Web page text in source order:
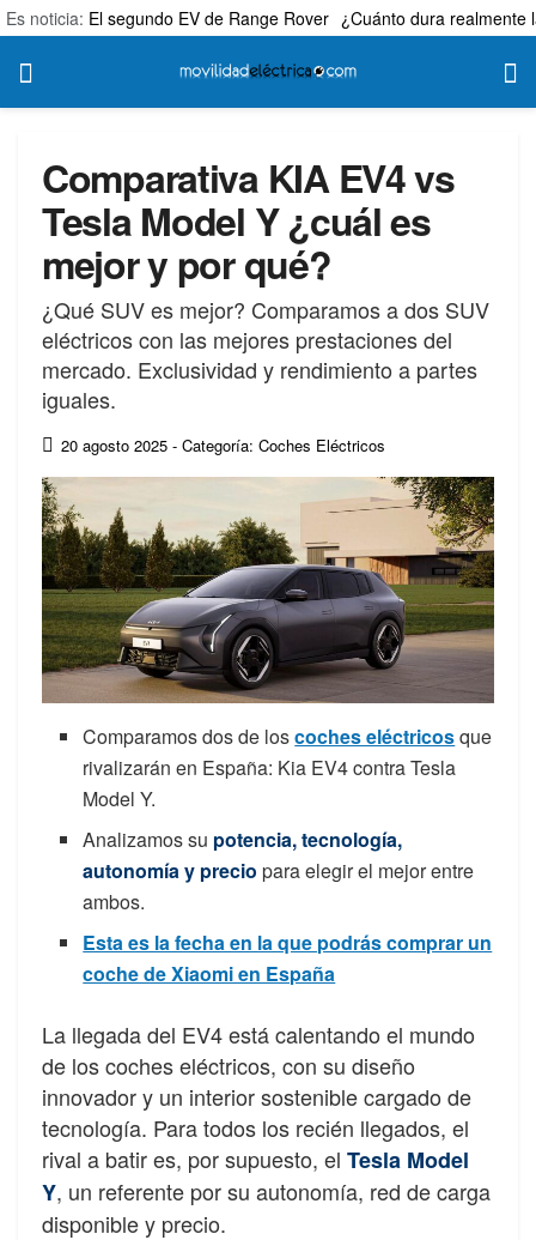
Es noticia: El segundo EV de Range Rover ¿Cuánto dura realmente
Comparativa KIA EV4 vs
Tesla Model Y ¿cuál es
mejor y por qué?
¿Qué SUV es mejor? Comparamos a dos SUV
eléctricos con las mejores prestaciones del
mercado. Exclusividad y rendimiento a partes
iguales.
20 agosto 2025 - Categoría: Coches Eléctricos
Comparamos dos de loscoches eléctricosque
rivalizarán en España: Kia EV4 contra Tesla
Model Y.
Analizamos su potencia, tecnología,
autonomía y precio para elegir el mejor entre
ambos.
Esta es la fecha en la que podrás comprar un
coche de Xiaomi en España
La llegada del EV4 está calentando el mundo
de los coches eléctricos, con su diseño
innovador y un interior sostenible cargado de
tecnología. Para todos los recién llegados, el
rival a batir es, por supuesto, el Tesla Model
Y, un referente por su autonomía, red de carga
disponible y precio.